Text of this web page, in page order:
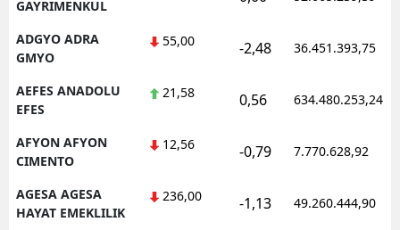
GAYRIMENKUL
ADGYO ADRA
GMYO
55,00 -2,48 36.451.393,75
AEFES ANADOLU
EFES
21,58 0,56 634.480.253,24
AFYON AFYON
CIMENTO
12,56 -0,79 7.770.628,92
AGESA AGESA
HAYAT EMEKLILIK
236,00 -1,13 49.260.444,90